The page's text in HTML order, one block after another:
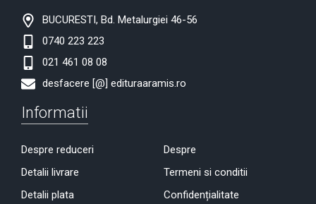
BUCURESTI, Bd. Metalurgiei 46-56
0740 223 223
021 461 08 08
desfacere [@] edituraaramis.ro
Informatii
Despre reduceri
Detalii livrare
Detalii plata
Despre
Termeni si conditii
Confidențialitate